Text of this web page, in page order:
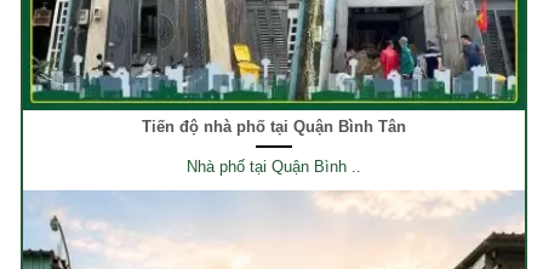
Tiến độ nhà phố tại Quận Bình Tân
Nhà phố tại Quận Bình ..